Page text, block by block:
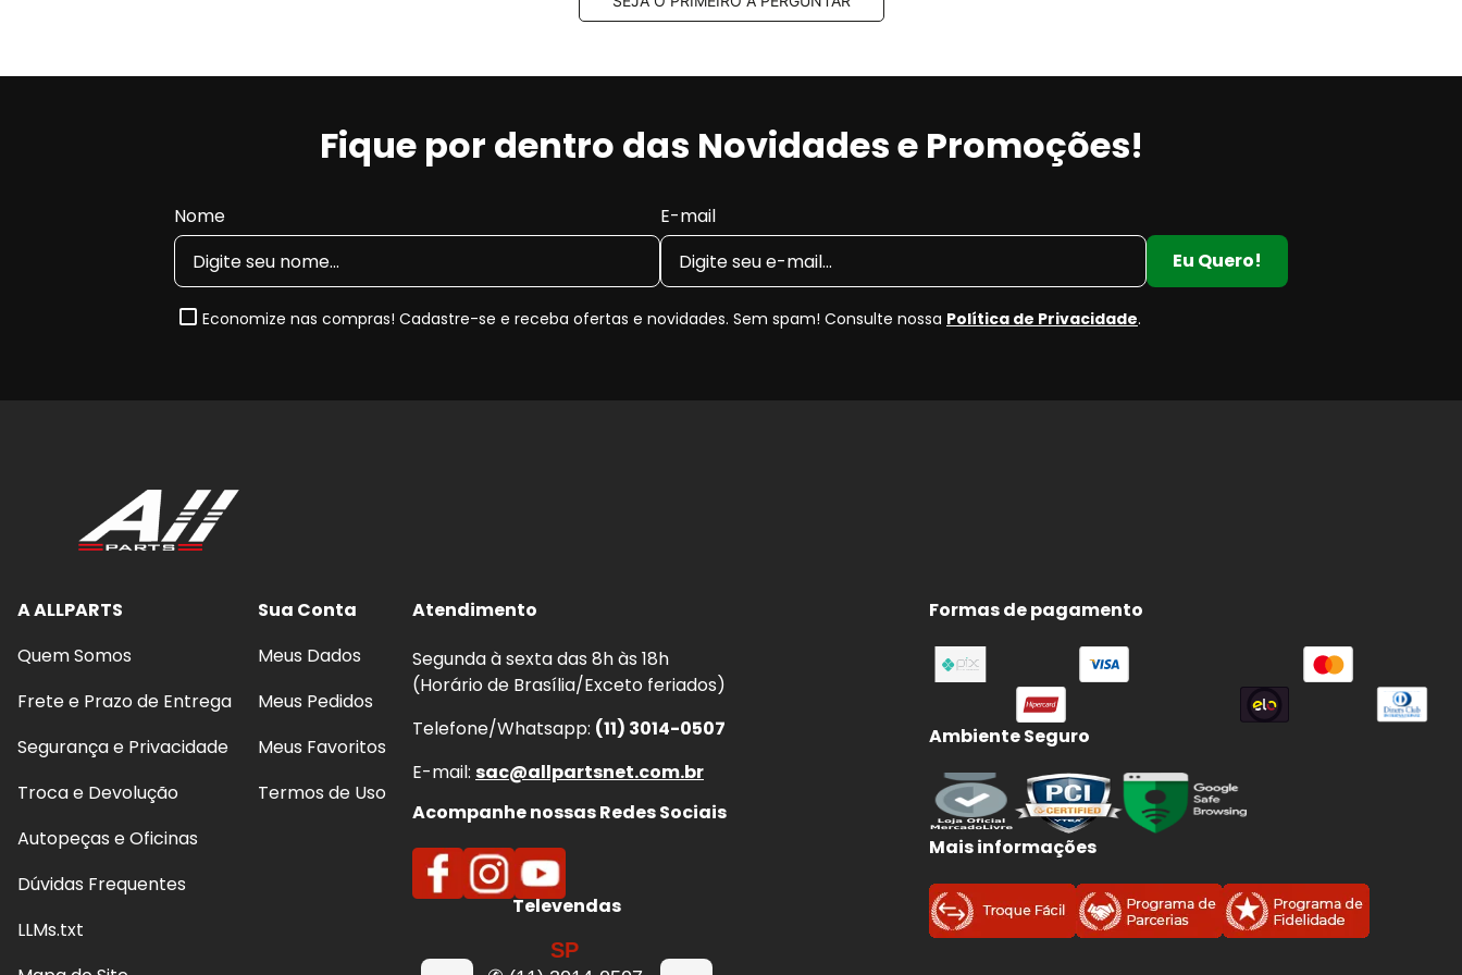
Fique por dentro das Novidades e Promoções!
Nome
E-mail
Eu Quero!
Economize nas compras! Cadastre-se e receba ofertas e novidades. Sem spam! Consulte nossa Política de Privacidade.
A ALLPARTS
Quem Somos
Frete e Prazo de Entrega
Segurança e Privacidade
Troca e Devolução
Autopeças e Oficinas
Dúvidas Frequentes
LLMs.txt
Sua Conta
Meus Dados
Meus Pedidos
Meus Favoritos
Termos de Uso
Atendimento
Segunda à sexta das 8h às 18h
(Horário de Brasília/Exceto feriados)
Telefone/Whatsapp: (11) 3014-0507
E-mail: sac@allpartsnet.com.br
Acompanhe nossas Redes Sociais
Televendas
SP
Formas de pagamento
Ambiente Seguro
Mais informações